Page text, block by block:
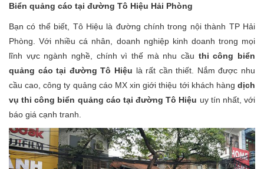
Biển quảng cáo tại đường Tô Hiệu Hải Phòng
Bạn có thể biết, Tô Hiệu là đường chính trong nội thành TP Hải
Phòng. Với nhiều cá nhân, doanh nghiệp kinh doanh trong mọi
lĩnh vực ngành nghề, chính vì thế mà nhu cầu thi công biển
quảng cáo tại đường Tô Hiệu là rất cần thiết. Nắm được nhu
cầu cao, công ty quảng cáo MX xin giới thiệu tới khách hàng dịch
vụ thi công biển quảng cáo tại đường Tô Hiệu uy tín nhất, với
báo giá cạnh tranh.